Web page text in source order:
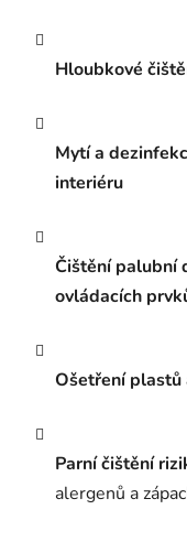
Hloubkové
Mytí a
interiéru
Čištění palubní
ovládacích
Ošetření
Parní čištění
alergenů a